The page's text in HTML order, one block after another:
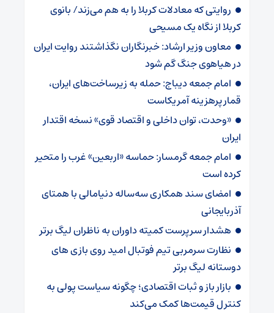
روایتی که معادلات کربلا را به هم می‌زند/ بانوی
کربلا از نگاه یک مسیحی
معاون وزیر ارشاد: خبرنگاران نگذاشتند روایت ایران
در هیاهوی جنگ گم شود
امام جمعه دیباج: حمله به زیرساخت‌های ایران،
قمار پرهزینه آمریکاست
«وحدت، توان داخلی و اقتصاد قوی» نسخه اقتدار
ایران
امام جمعه گرمسار: حماسه «اربعین» غرب را متحیر
کرده است
امضای سند همکاری سه‌ساله دنیامالی با همتای
آذربایجانی
هشدار سرپرست ‌کمیته داوران به ناظران لیگ برتر
نظارت سرمربی تیم‌ فوتبال امید روی بازی های
دوستانه لیگ برتر
بازار باز و ثبات اقتصادی؛ چگونه سیاست پولی به
کنترل قیمت‌ها کمک می‌کند